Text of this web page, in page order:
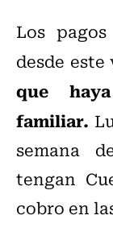
Los
desde este
que
familiar.
semana
tengan
cobro en